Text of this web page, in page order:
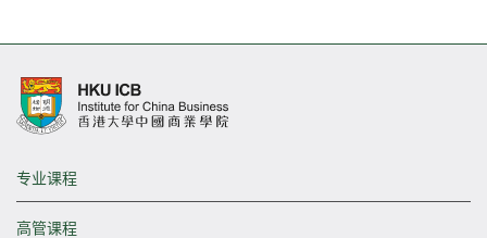
专业课程
高管课程